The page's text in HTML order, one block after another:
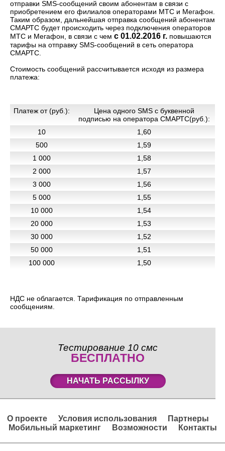
отправки SMS-сообщений своим абонентам в связи с
приобретением его филиалов операторами МТС и Мегафон.
Таким образом, дальнейшая отправка сообщений абонентам
СМАРТС будет происходить через подключения операторов
МТС и Мегафон, в связи с чем с 01.02.2016 г. повышаются
тарифы на отправку SMS-сообщений в сеть оператора
СМАРТС.
Стоимость сообщений рассчитывается исходя из размера
платежа:
Платеж от (руб.):
Цена одного SMS c буквенной
подписью на оператора СМАРТС(руб.):
10
1,60
500
1,59
1 000
1,58
2 000
1,57
3 000
1,56
5 000
1,55
10 000
1,54
20 000
1,53
30 000
1,52
50 000
1,51
100 000
1,50
НДС не облагается. Тарификация по отправленным
сообщениям.
Тестирование 10 смс
БЕСПЛАТНО
НАЧАТЬ РАССЫЛКУ
О проекте Условия использования
Партнеры
Мобильный маркетинг
Возможности Контакты